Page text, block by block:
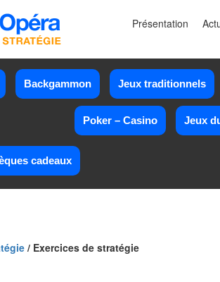
Présentation
Backgammon Jeux traditionnels
Poker – Casino Jeux
cadeaux
/ Exercices de stratégie